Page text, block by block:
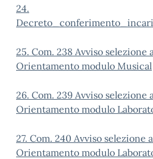
24.
25. Com. 238 Avviso selezione
Orientamento modulo Musical
26. Com. 239 Avviso selezione
Orientamento modulo
27. Com. 240 Avviso selezione
Orientamento modulo